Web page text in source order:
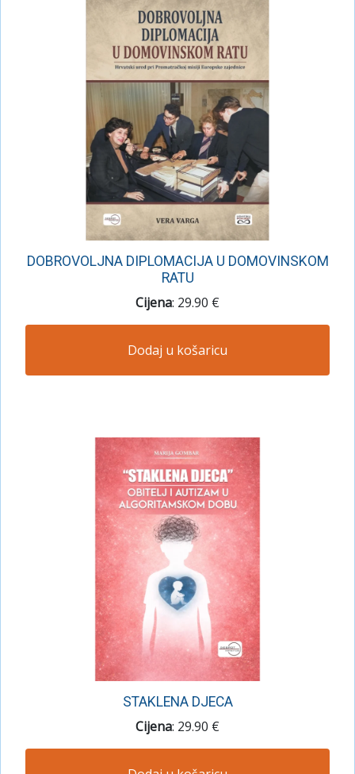
DOBROVOLJNA DIPLOMACIJA U DOMOVINSKOM
RATU
Cijena: 29.90 €
Dodaj u košaricu
STAKLENA DJECA
Cijena: 29.90 €